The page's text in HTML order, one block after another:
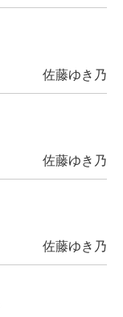
佐藤ゆき乃
佐藤ゆき乃
佐藤ゆき乃